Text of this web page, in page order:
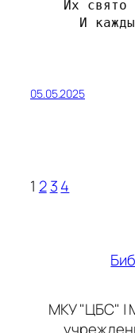
МКУ "ЦБС" |